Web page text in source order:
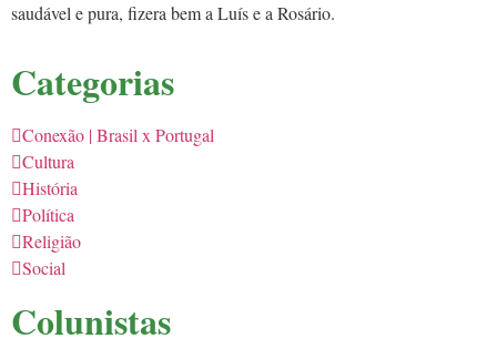
saudável e pura, fizera bem a Luís e a Rosário.
Categorias
Conexão | Brasil x Portugal
Cultura
História
Política
Religião
Social
Colunistas